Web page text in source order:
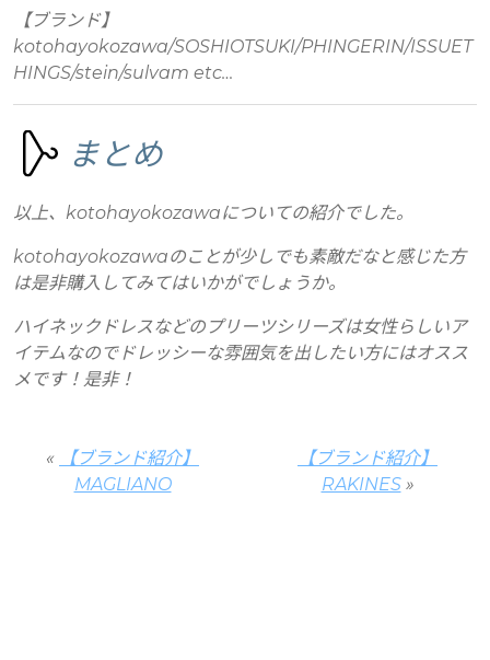
【ブランド】
kotohayokozawa/SOSHIOTSUKI/PHINGERIN/ISSUET
HINGS/stein/sulvam etc…
まとめ
以上、kotohayokozawaについての紹介でした。
kotohayokozawaのことが少しでも素敵だなと感じた方
は是非購入してみてはいかがでしょうか。
ハイネックドレスなどのプリーツシリーズは女性らしいア
イテムなのでドレッシーな雰囲気を出したい方にはオスス
メです！是非！
«
【ブランド紹介】
MAGLIANO
【ブランド紹介】
RAKINES»